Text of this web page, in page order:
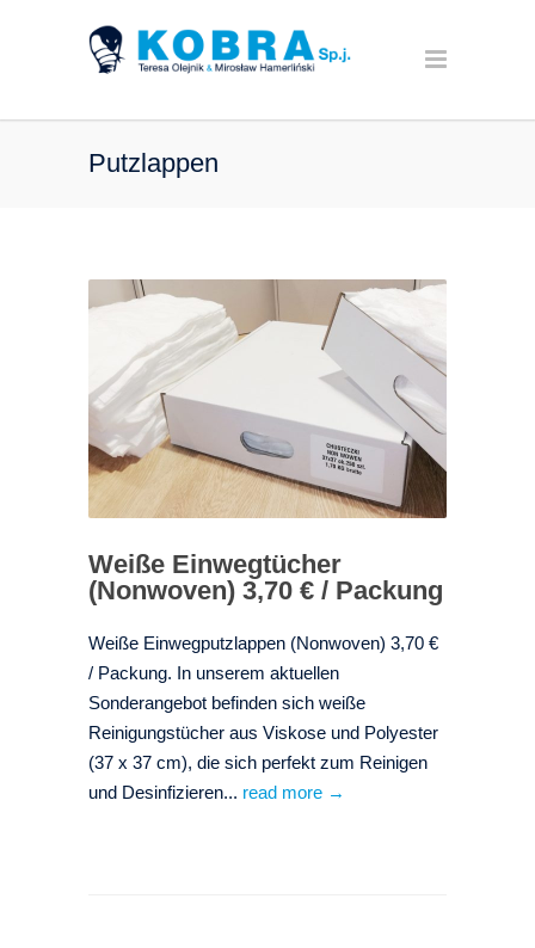
Putzlappen
Weiße Einwegtücher
(Nonwoven) 3,70 € / Packung
Weiße Einwegputzlappen (Nonwoven) 3,70 €
/ Packung. In unserem aktuellen
Sonderangebot befinden sich weiße
Reinigungstücher aus Viskose und Polyester
(37 x 37 cm), die sich perfekt zum Reinigen
und Desinfizieren... read more →